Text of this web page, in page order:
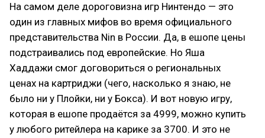
На самом деле дороговизна игр Нинтендо — это
один из главных мифов во время официального
представительства Nin в России. Да, в ешопе цены
подстраивались под европейские. Но Яша
Хаддажи смог договориться о региональных
ценах на картриджи (чего, насколько я знаю, не
было ни у Плойки, ни у Бокса). И вот новую игру,
которая в ешопе продаётся за 4999, можно купить
у любого ритейлера на карике за 3700. И это не